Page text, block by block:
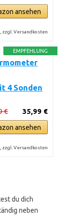
ansehen
zzgl. Versandkosten
EMPFEHLUNG
4 Sonden
35,99 €
€
ansehen
zzgl. Versandkosten
du dich
neben